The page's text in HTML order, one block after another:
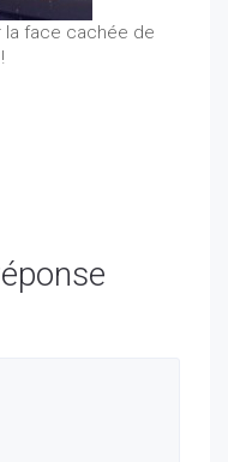
la face cachée de